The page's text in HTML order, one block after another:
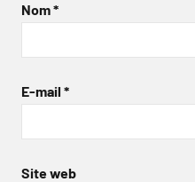
Nom*
E-mail *
Site web